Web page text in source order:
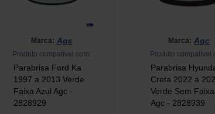
Marca: Agc
Produto compatível com:
Parabrisa Ford Ka
1997 a 2013 Verde
Faixa Azul Agc -
2828929
Marca: Agc
Produto compatível
Parabrisa
Creta 2022 a
Verde Sem Faixa
Agc - 2828939